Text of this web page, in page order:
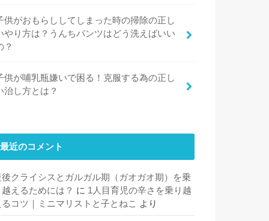
供がおもらししてしまった時の掃除の正し
やり方は？うんちパンツはどう洗えばいい
？
供が哺乳瓶嫌いで困る！克服する為の正し
治し方とは？
最近のコメント
後クライシスとガルガル期（ガオガオ期）を乗
えるためには？ に 1人目育児の辛さを乗り越
るコツ｜ミニマリストと子とねこ より